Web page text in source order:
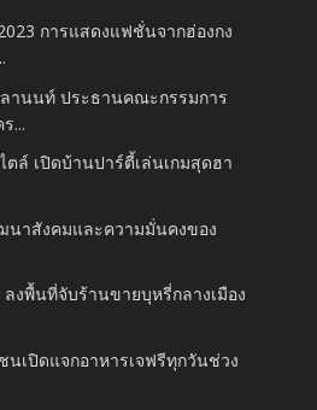
2023 การแสดงแฟชั่นจากฮ่องกง
านนท์ ประธานคณะกรรมการ
...
ตล์ เปิดบ้านปาร์ตี้เล่นเกมสุดฮา
นาสังคมและ​ความมั่นคงของ​
งพื้นที่จับร้านขายบุหรี่กลางเมือง
นเปิดแจกอาหารเจฟรีทุกวันช่วง